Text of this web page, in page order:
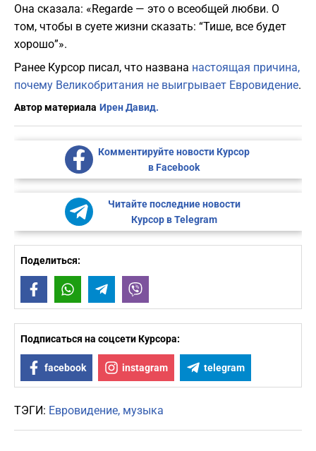
Она сказала: «Regarde — это о всеобщей любви. О
том, чтобы в суете жизни сказать: “Тише, все будет
хорошо”».
Ранее Курсор писал, что названа настоящая причина,
почему Великобритания не выигрывает Евровидение.
Автор материала Ирен Давид.
Комментируйте новости Курсор
в Facebook
Читайте последние новости
Курсор в Telegram
Поделиться:
FacebookWhatsAppTelegram
Подписаться на соцсети Курсора:
facebook instagram telegram
ТЭГИ: Евровидение музыка